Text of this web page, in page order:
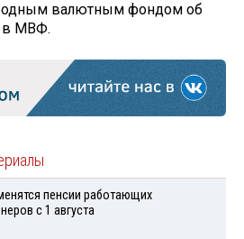
валютным фондом об
в МВФ.
пенсии работающих
с 1 августа